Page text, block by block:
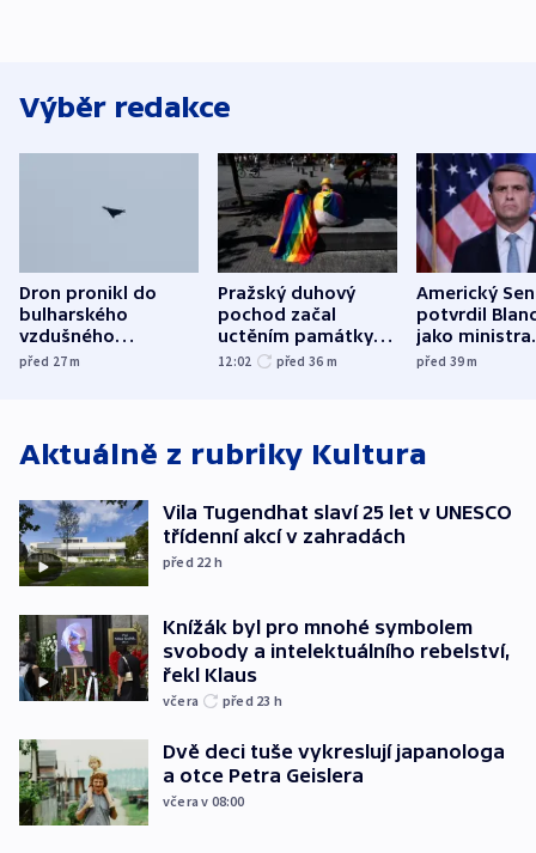
Výběr redakce
Dron pronikl do
bulharského
vzdušného
prostoru,
před 27m
Pražský duhový
pochod začal
uctěním památky
obětí berlínského
12:02 před 36 m
Americký
potvrdil
jako ministra
před 39m
Aktuálně z rubriky Kultura
Vila Tugendhat slaví 25 let v UNESCO
třídenní akcí v zahradách
před 22 h
Knížák byl pro mnohé symbolem
svobody a intelektuálního rebelství,
řekl Klaus
včera před 23 h
Dvě deci tuše vykreslují japanologa
a otce Petra Geislera
včera v 08:00